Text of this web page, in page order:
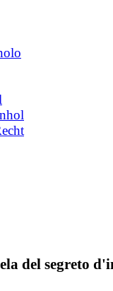
del segreto